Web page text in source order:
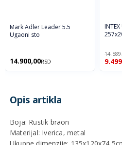
Mark Adler Leader 5.5
Ugaoni sto
14.900,00RSD
Opis artikla
Boja: Rustik braon
Materijal: Iverica, metal